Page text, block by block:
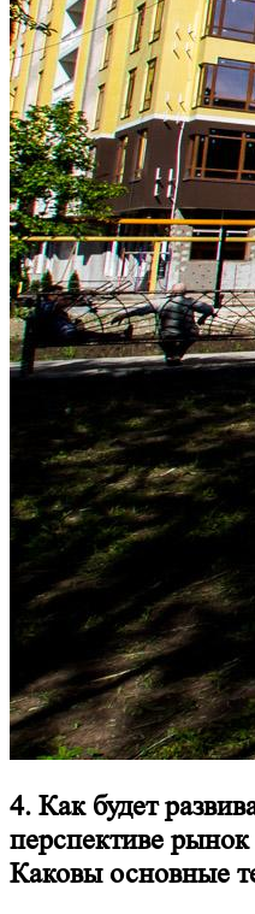
4. Как будет
перспективе
Каковы основные